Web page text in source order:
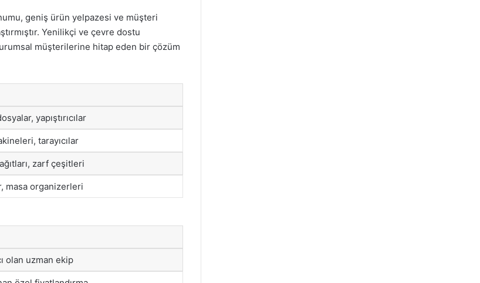
geniş ürün yelpazesi ve müşteri
Yenilikçi ve çevre dostu
müşterilerine hitap eden bir çözüm
yapıştırıcılar
tarayıcılar
zarf çeşitleri
masa organizerleri
olan uzman ekip